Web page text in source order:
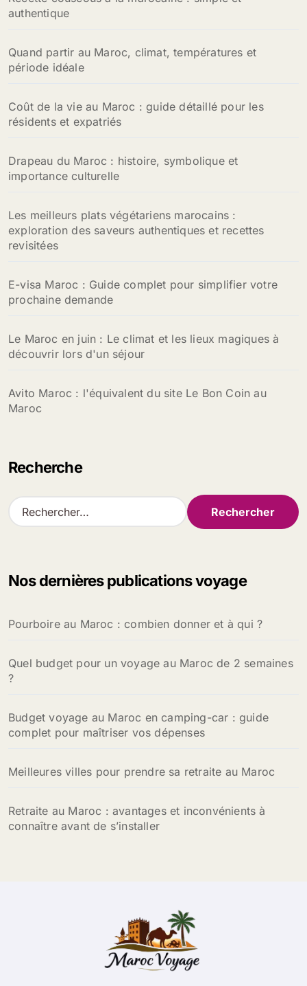
authentique
Quand partir au Maroc, climat, températures et
période idéale
Coût de la vie au Maroc : guide détaillé pour les
résidents et expatriés
Drapeau du Maroc : histoire, symbolique et
importance culturelle
Les meilleurs plats végétariens marocains :
exploration des saveurs authentiques et recettes
revisitées
E-visa Maroc : Guide complet pour simplifier votre
prochaine demande
Le Maroc en juin : Le climat et les lieux magiques à
découvrir lors d'un séjour
Avito Maroc : l'équivalent du site Le Bon Coin au
Maroc
Recherche
R
e
r
e
:
Nos dernières publications voyage
Pourboire au Maroc : combien donner et à qui ?
Quel budget pour un voyage au Maroc de 2 semaines
?
Budget voyage au Maroc en camping-car : guide
complet pour maîtriser vos dépenses
Meilleures villes pour prendre sa retraite au Maroc
Retraite au Maroc : avantages et inconvénients à
connaître avant de s’installer